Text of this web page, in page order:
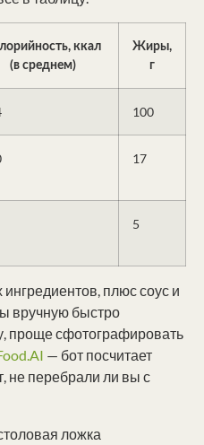
ккал
(в среднем)
Жиры,
г
100
17
5
плюс соус и
вручную быстро
проще сфотографировать
— бот посчитает
не перебрали ли вы с
ложка